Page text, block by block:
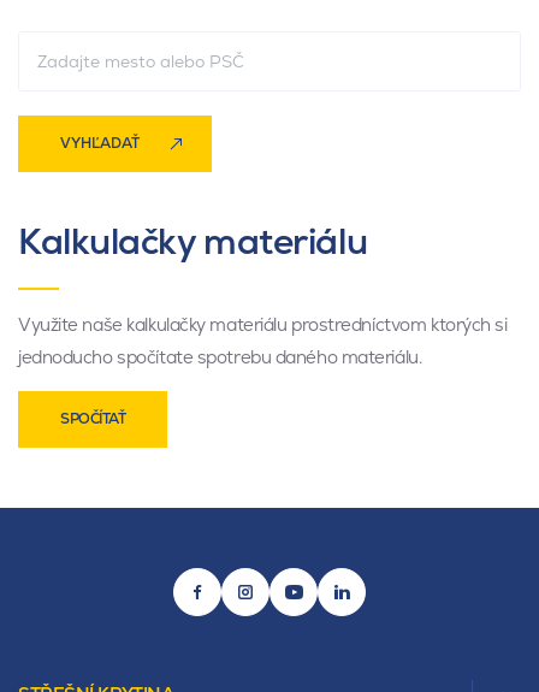
VYHĽADAŤ
Kalkulačky materiálu
Využite naše kalkulačky materiálu prostredníctvom ktorých si
jednoducho spočítate spotrebu daného materiálu.
SPOČÍTAŤ